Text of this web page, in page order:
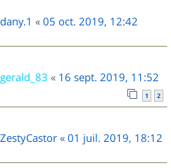
dany.1 « 05 oct. 2019, 12:42
gerald_83 « 16 sept. 2019, 11:52
1 2
ZestyCastor « 01 juil. 2019, 18:12